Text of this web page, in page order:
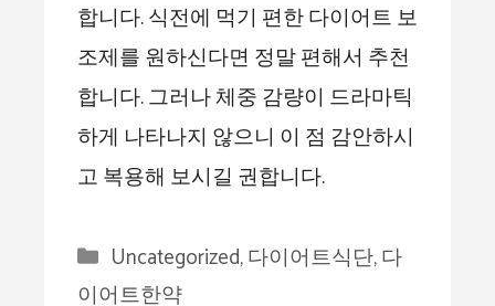
합니다. 식전에 먹기 편한 다이어트 보
조제를 원하신다면 정말 편해서 추천
합니다. 그러나 체중 감량이 드라마틱
하게 나타나지 않으니 이 점 감안하시
고 복용해 보시길 권합니다.
Categories
Uncategorized,다이어트식단,다
이어트한약